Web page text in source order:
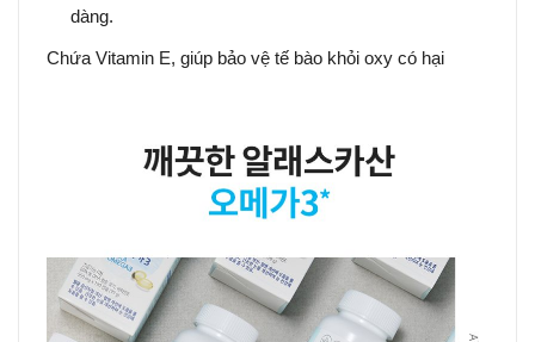
dàng.
Chứa Vitamin E, giúp bảo vệ tế bào khỏi oxy có hại